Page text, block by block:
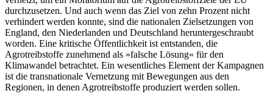
durchzusetzen. Und auch wenn das Ziel von zehn Prozent nicht
verhindert werden konnte, sind die nationalen Zielsetzungen von
England, den Niederlanden und Deutschland heruntergeschraubt
worden. Eine kritische Öffentlichkeit ist entstanden, die
Agrotreibstoffe zunehmend als »falsche Lösung« für den
Klimawandel betrachtet. Ein wesentliches Element der Kampagnen
ist die transnationale Vernetzung mit Bewegungen aus den
Regionen, in denen Agrotreibstoffe produziert werden sollen.